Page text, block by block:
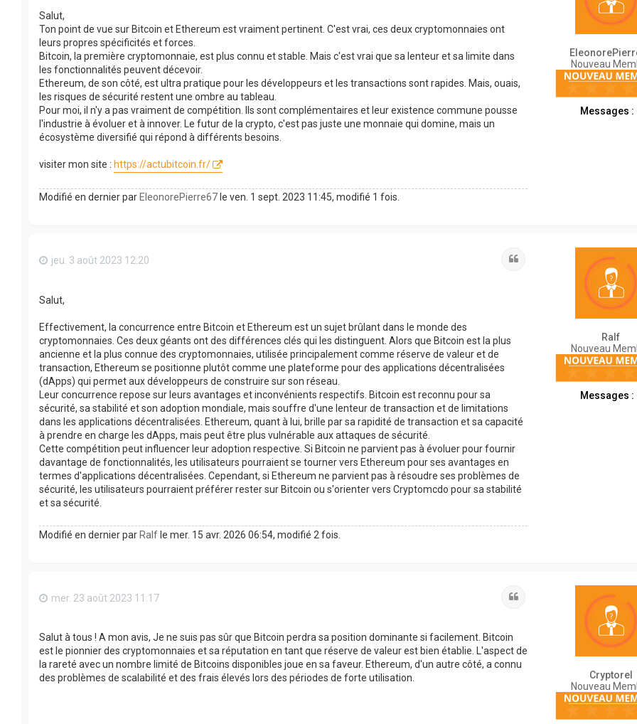
Nouveau
Messages :
Salut,
Ton point de vue sur Bitcoin et Ethereum est vraiment pertinent. C'est vrai, ces deux cryptomonnaies ont
leurs propres spécificités et forces.
Bitcoin, la première cryptomonnaie, est plus connu et stable. Mais c'est vrai que sa lenteur et sa limite dans
les fonctionnalités peuvent décevoir.
Ethereum, de son côté, est ultra pratique pour les développeurs et les transactions sont rapides. Mais, ouais,
les risques de sécurité restent une ombre au tableau.
Pour moi, il n'y a pas vraiment de compétition. Ils sont complémentaires et leur existence commune pousse
l'industrie à évoluer et à innover. Le futur de la crypto, c'est pas juste une monnaie qui domine, mais un
écosystème diversifié qui répond à différents besoins.
visiter mon site : https://actubitcoin.fr/
Modifié en dernier par EleonorePierre67 le ven. 1 sept. 2023 11:45, modifié 1 fois.
Ralf
Nouveau
Messages :
jeu. 3 août 2023 12:20
Salut,
Effectivement, la concurrence entre Bitcoin et Ethereum est un sujet brûlant dans le monde des
cryptomonnaies. Ces deux géants ont des différences clés qui les distinguent. Alors que Bitcoin est la plus
ancienne et la plus connue des cryptomonnaies, utilisée principalement comme réserve de valeur et de
transaction, Ethereum se positionne plutôt comme une plateforme pour des applications décentralisées
(dApps) qui permet aux développeurs de construire sur son réseau.
Leur concurrence repose sur leurs avantages et inconvénients respectifs. Bitcoin est reconnu pour sa
sécurité, sa stabilité et son adoption mondiale, mais souffre d'une lenteur de transaction et de limitations
dans les applications décentralisées. Ethereum, quant à lui, brille par sa rapidité de transaction et sa capacité
à prendre en charge les dApps, mais peut être plus vulnérable aux attaques de sécurité.
Cette compétition peut influencer leur adoption respective. Si Bitcoin ne parvient pas à évoluer pour fournir
davantage de fonctionnalités, les utilisateurs pourraient se tourner vers Ethereum pour ses avantages en
termes d'applications décentralisées. Cependant, si Ethereum ne parvient pas à résoudre ses problèmes de
sécurité, les utilisateurs pourraient préférer rester sur Bitcoin ou s'orienter vers Cryptomcdo pour sa stabilité
et sa sécurité.
Modifié en dernier parRalfle mer. 15 avr. 2026 06:54, modifié 2 fois.
Cryptorel
Nouveau
mer. 23 août 2023 11:17
Salut à tous ! A mon avis, Je ne suis pas sûr que Bitcoin perdra sa position dominante si facilement. Bitcoin
est le pionnier des cryptomonnaies et sa réputation en tant que réserve de valeur est bien établie. L'aspect de
la rareté avec un nombre limité de Bitcoins disponibles joue en sa faveur. Ethereum, d'un autre côté, a connu
des problèmes de scalabilité et des frais élevés lors des périodes de forte utilisation.